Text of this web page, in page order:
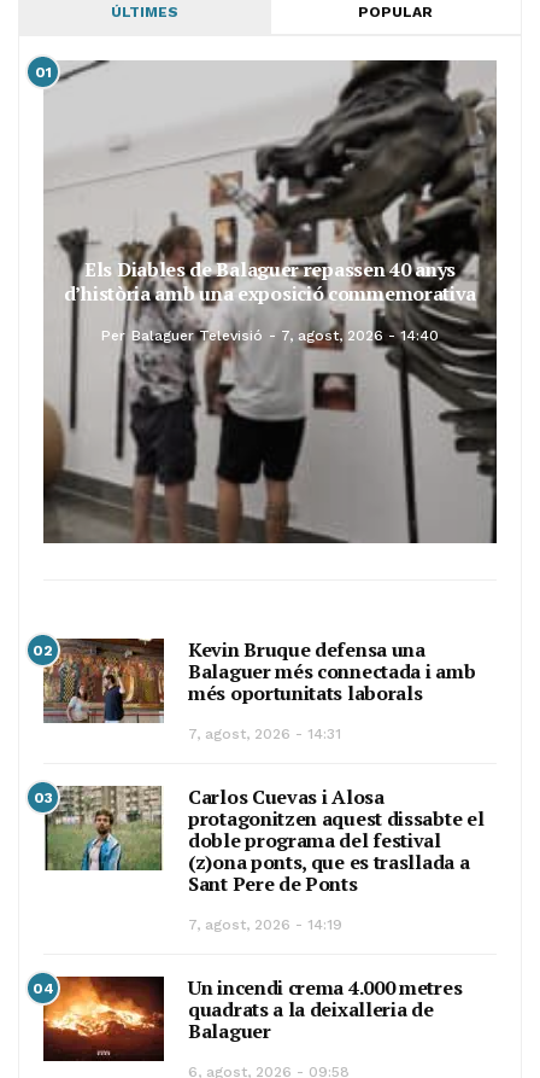
ÚLTIMES POPULAR
01
Els Diables de Balaguer repassen 40 anys
d’història amb una exposició commemorativa
Per Balaguer Televisió 7, agost, 2026 - 14:40
02
Kevin Bruque defensa una
Balaguer més connectada i amb
més oportunitats laborals
7, agost, 2026 - 14:31
03
Carlos Cuevas i Alosa
protagonitzen aquest dissabte el
doble programa del festival
(z)ona ponts, que es trasllada a
Sant Pere de Ponts
7, agost, 2026 - 14:19
04
Un incendi crema 4.000 metres
quadrats a la deixalleria de
Balaguer
6, agost, 2026 - 09:58